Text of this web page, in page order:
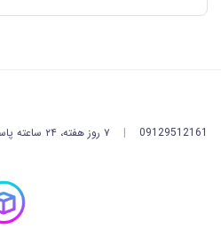
09129512161
| ۷ روز هفته، ۲۴ ساعته پاسخگوی شما هستیم